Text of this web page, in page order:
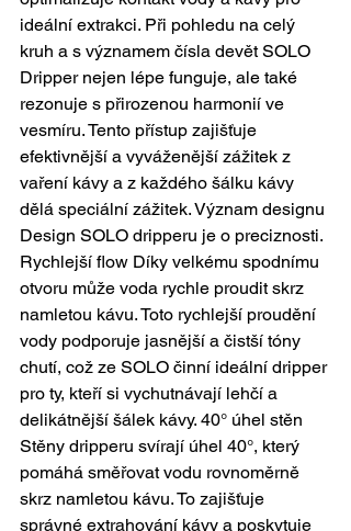
ideální extrakci. Při pohledu na celý
kruh a s významem čísla devět SOLO
Dripper nejen lépe funguje, ale také
rezonuje s přirozenou harmonií ve
vesmíru. Tento přístup zajišťuje
efektivnější a vyváženější zážitek z
vaření kávy a z každého šálku kávy
dělá speciální zážitek. Význam designu
Design SOLO dripperu je o preciznosti.
Rychlejší flow Díky velkému spodnímu
otvoru může voda rychle proudit skrz
namletou kávu. Toto rychlejší proudění
vody podporuje jasnější a čistší tóny
chutí, což ze SOLO činní ideální dripper
pro ty, kteří si vychutnávají lehčí a
delikátnější šálek kávy. 40° úhel stěn
Stěny dripperu svírají úhel 40°, který
pomáhá směřovat vodu rovnoměrně
skrz namletou kávu. To zajišťuje
správné extrahování kávy a poskytuje